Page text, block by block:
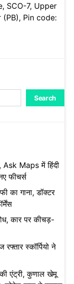
SCO-7, Upper
Pin code:
Search
Maps में हिंदी
फीचर्स
का गाना, डॉक्टर
कार पर कीचड़-
स्कॉर्पियो ने
एंट्री, कुणाल खेमू